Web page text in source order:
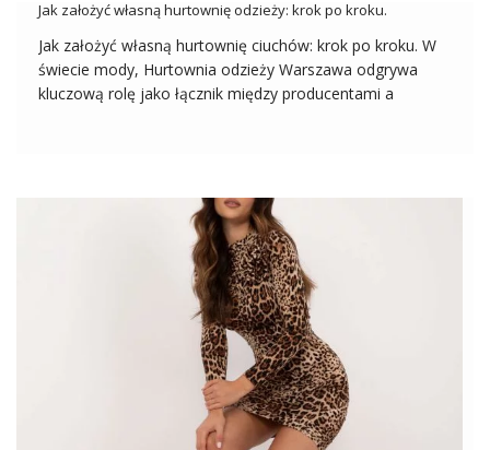
Jak założyć własną hurtownię odzieży: krok po kroku.
Jak założyć własną hurtownię ciuchów: krok po kroku. W
świecie mody, Hurtownia odzieży Warszawa odgrywa
kluczową rolę jako łącznik między producentami a